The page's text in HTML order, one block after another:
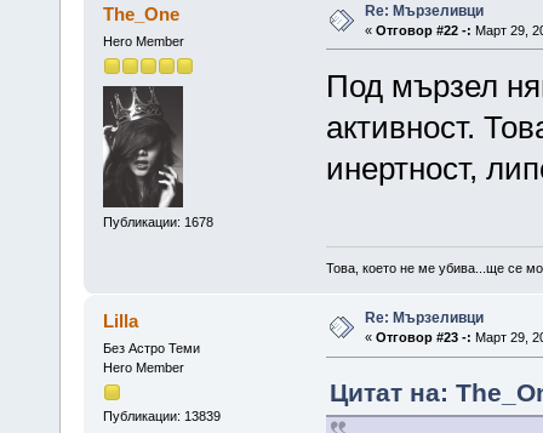
The_One
Hero Member
Публикации: 1678
Re: Мързеливци
« Отговор #22 -: Март 29,
Под мързел
активност.
инертност,
Това, което не ме убива...ще се
Lilla
Без Астро Теми
Hero Member
Публикации: 13839
Re: Мързеливци
« Отговор #23 -: Март 29,
Цитат на: